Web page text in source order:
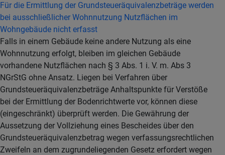
Für die Ermittlung der Grundsteueräquivalenzbeträge werden
bei ausschließlicher Wohnnutzung Nutzflächen im
Wohngebäude nicht erfasst
Falls in einem Gebäude keine andere Nutzung als eine
Wohnnutzung erfolgt, bleiben im gleichen Gebäude
vorhandene Nutzflächen nach § 3 Abs. 1 i. V. m. Abs 3
NGrStG ohne Ansatz. Liegen bei Verfahren über
Grundsteueräquivalenzbeträge Anhaltspunkte für Verstöße
bei der Ermittlung der Bodenrichtwerte vor, können diese
(eingeschränkt) überprüft werden. Die Gewährung der
Aussetzung der Vollziehung eines Bescheides über den
Grundsteueräquivalenzbetrag wegen verfassungsrechtlichen
Zweifeln an dem zugrundeliegenden Gesetz erfordert wegen